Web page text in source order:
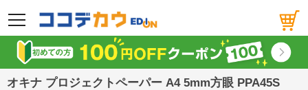
メニュー
オキナ プロジェクトペーパー A4 5mm方眼 PPA45S